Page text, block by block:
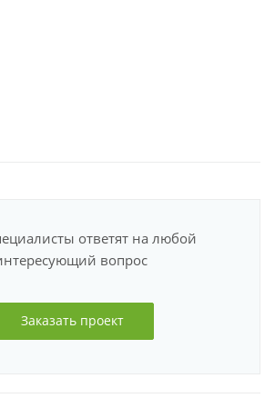
ответят на любой
вопрос
Заказать проект